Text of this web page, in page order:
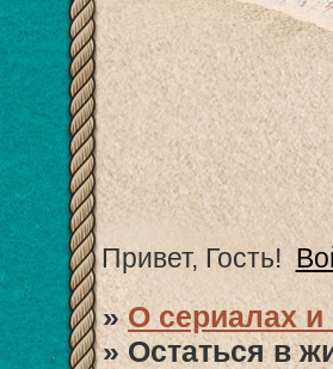
Привет, Гость!
»О сериалах и
»Остаться в